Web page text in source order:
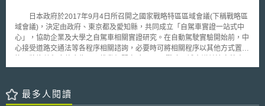
成員對於透過專案獲授權之專利，僅得為防禦使用，違反時Google有權終
止並予以處罰。同時參與成員亦必須於專案期間遵守聯盟專利交叉授權協議
之規範。 整體來說，由於Google提供給新創公司的免費專利清單項目
有限，新創公司未必能得到真正有需求的專利，但考量加入專案後，得受到
日本政府於2017年9月4日所召開之國家戰略特區區域會議(下稱戰略區
域會議)，決定由政府、東京都及愛知縣，共同成立「自駕車實證一站式中
心」，協助企業及大學之自駕車相關實證研究。在自動駕駛實驗開始前，中
心接受道路交通法等各程序相關諮詢，必要時可將相關程序以其他方式置
口設置於東京都及愛知縣，欲進行實驗之企業可至前述窗口諮詢，東京都及
彙整後回覆予企業，如此一來，企業可減輕實驗前繁瑣程序所帶來之負擔，
進而降低啟動實驗之門檻。 東京都小池百合子知事於會後向記者們表
最多人閱讀